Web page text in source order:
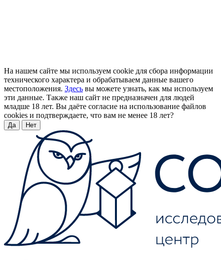
На нашем сайте мы используем cookie для сбора информации
технического характера и обрабатываем данные вашего
местоположения. Здесь вы можете узнать, как мы используем
эти данные. Также наш сайт не предназначен для людей
младше 18 лет. Вы даёте согласие на использование файлов
cookies и подтверждаете, что вам не менее 18 лет?
Да Нет